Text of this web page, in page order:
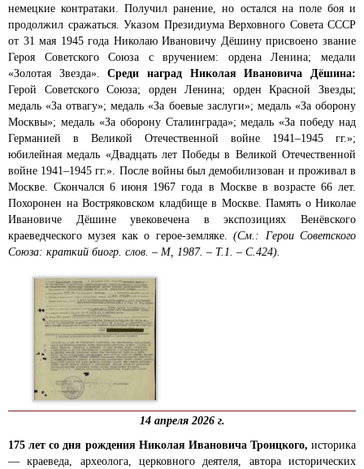
немецкие контратаки. Получил ранение, но остался на поле боя и
продолжил сражаться. Указом Президиума Верховного Совета СССР
от 31 мая 1945 года Николаю Ивановичу Дёшину присвоено звание
Героя Советского Союза с вручением: ордена Ленина; медали
«Золотая Звезда».Среди наград Николая Ивановича Дёшина:
Герой Советского Союза; орден Ленина; орден Красной Звезды;
медаль «За отвагу»; медаль «За боевые заслуги»; медаль «За оборону
Москвы»; медаль «За оборону Сталинграда»; медаль «За победу над
Германией в Великой Отечественной войне 1941–1945 гг.»;
юбилейная медаль «Двадцать лет Победы в Великой Отечественной
войне 1941–1945 гг.». После войны был демобилизован и проживал в
Москве. Скончался 6 июня 1967 года в Москве в возрасте 66 лет.
Похоронен на Востряковском кладбище в Москве. Память о Николае
Ивановиче Дёшине увековечена в экспозициях Венёвского
краеведческого музея как о герое-земляке.(См.: Герои Советского
Союза: краткий биогр. слов. – М, 1987. – Т.1. – С.424).
14 апреля 2026 г.
175 лет со дня рождения Николая Ивановича Троицкого, историка
— краеведа, археолога, церковного деятеля, автора исторических